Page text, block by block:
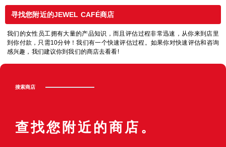
寻找您附近的JEWEL CAFÉ商店
我们的女性员工拥有大量的产品知识，而且评估过程非常迅速，从你来到店里
到你付款，只需10分钟！我们有一个快速评估过程。如果你对快速评估和咨询
感兴趣，我们建议你到我们的商店去看看!
搜索商店
查找您附近的商店。